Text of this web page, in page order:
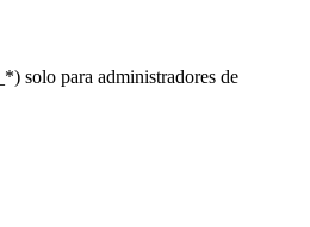
solo para administradores de